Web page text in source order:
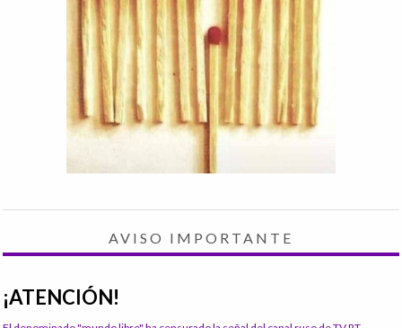
AVISO IMPORTANTE
¡ATENCIÓN!